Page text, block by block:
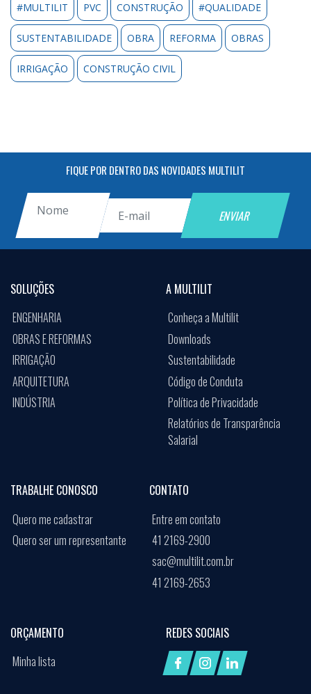
#MULTILIT PVC CONSTRUÇÃO #QUALIDADE
SUSTENTABILIDADE OBRA REFORMA OBRAS
IRRIGAÇÃO CONSTRUÇÃO CIVIL
FIQUE POR DENTRO DAS NOVIDADES MULTILIT
SOLUÇÕES
ENGENHARIA
OBRAS E REFORMAS
IRRIGAÇÃO
ARQUITETURA
INDÚSTRIA
A MULTILIT
Conheça a Multilit
Downloads
Sustentabilidade
Código de Conduta
Política de Privacidade
Relatórios de Transparência
Salarial
ORÇAMENTO
Minha lista
TRABALHE CONOSCO
Quero me cadastrar
Quero ser um representante
CONTATO
Entre em contato
41 2169-2900
sac@multilit.com.br
41 2169-2653
REDES SOCIAIS